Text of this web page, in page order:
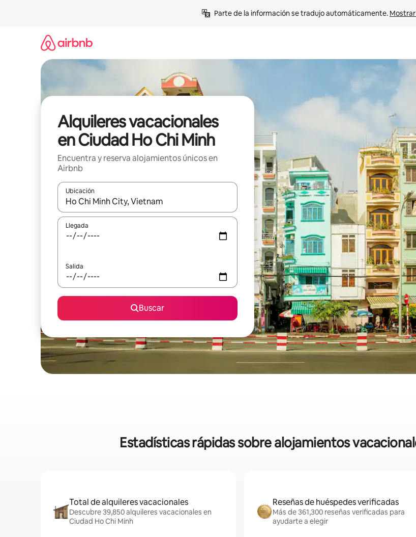
Parte de la información se tradujo automáticamente.
Alquileres vacacionales
en Ciudad Ho Chi Minh
Encuentra y reserva alojamientos únicos en
Airbnb
Ubicación
Cuando los resultados estén disponibles, navega con las teclas de flecha hacia arriba y hacia abajo o
Llegada
Salida
Buscar
Estadísticas rápidas sobre alojamientos
Total de alquileres vacacionales
Descubre 39,850 alquileres vacacionales en
Ciudad Ho Chi Minh
Reseñas de huéspedes verificadas
Más de 361,300 reseñas verificadas para
ayudarte a elegir